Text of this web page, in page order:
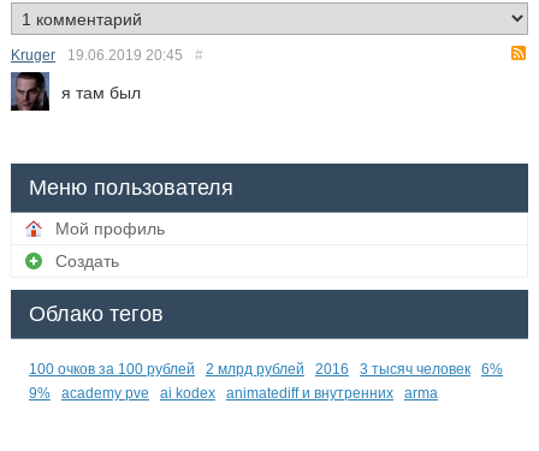
Kruger 19.06.2019 20:45 #
я там был
Меню пользователя
Мой профиль
Создать
Облако тегов
100 очков за 100 рублей 2 млрд рублей 2016 3 тысяч человек
6%
9%
academy pve ai kodex animatediff и внутренних arma